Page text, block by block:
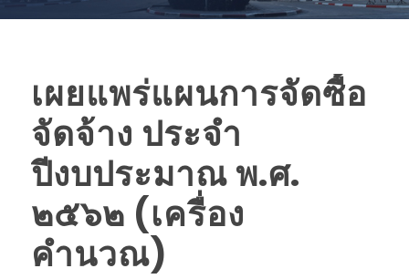
เผยแพร่แผนการจัดซื้อ
จัดจ้าง ประจำ
ปีงบประมาณ พ.ศ.
๒๕๖๒ (เครื่อง
คำนวณ)